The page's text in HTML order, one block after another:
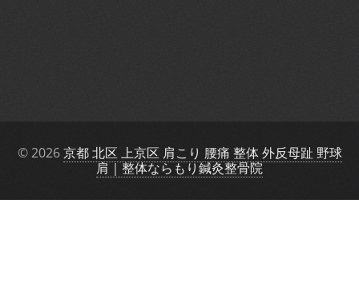
© 2026京都 北区 上京区 肩こり 腰痛 整体 外反母趾 野球
肩｜整体ならもり鍼灸整骨院